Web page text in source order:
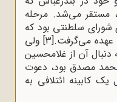
مستقر می‌شد. مرحله
سلطنتی بود که
عهده می‌گرفت.[3]
ولی
دنبال آن از غلامحسین
محمد مصدق بود، دعوت
کابینه ائتلافی به